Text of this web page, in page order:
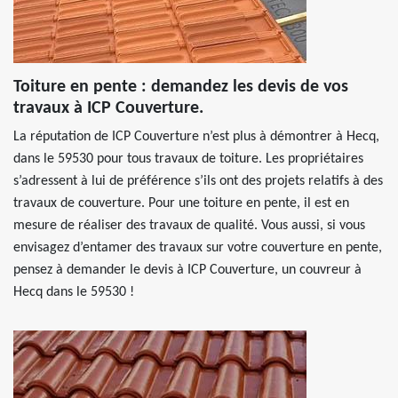
Toiture en pente : demandez les devis de vos
travaux à ICP Couverture.
La réputation de ICP Couverture n’est plus à démontrer à Hecq,
dans le 59530 pour tous travaux de toiture. Les propriétaires
s’adressent à lui de préférence s’ils ont des projets relatifs à des
travaux de couverture. Pour une toiture en pente, il est en
mesure de réaliser des travaux de qualité. Vous aussi, si vous
envisagez d’entamer des travaux sur votre couverture en pente,
pensez à demander le devis à ICP Couverture, un couvreur à
Hecq dans le 59530 !